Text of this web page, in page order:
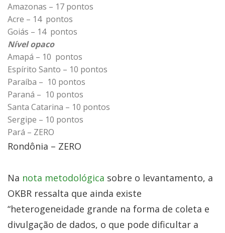
Amazonas – 17 pontos
Acre – 14 pontos
Goiás – 14 pontos
Nível opaco
Amapá – 10 pontos
Espírito Santo – 10 pontos
Paraíba – 10 pontos
Paraná – 10 pontos
Santa Catarina – 10 pontos
Sergipe – 10 pontos
Pará – ZERO
Rondônia – ZERO
Na nota metodológica sobre o levantamento, a
OKBR ressalta que ainda existe
“heterogeneidade grande na forma de coleta e
divulgação de dados, o que pode dificultar a